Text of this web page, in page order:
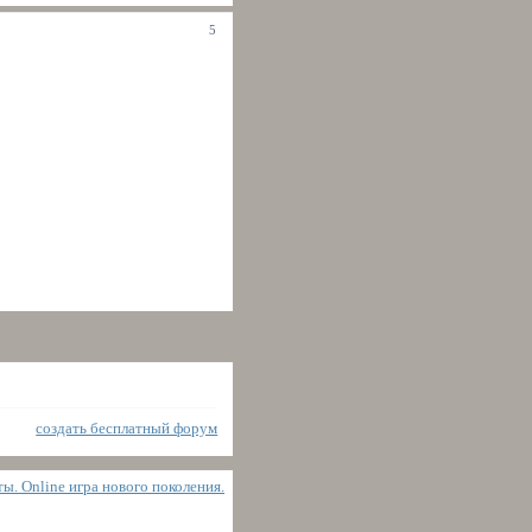
5
создать бесплатный форум